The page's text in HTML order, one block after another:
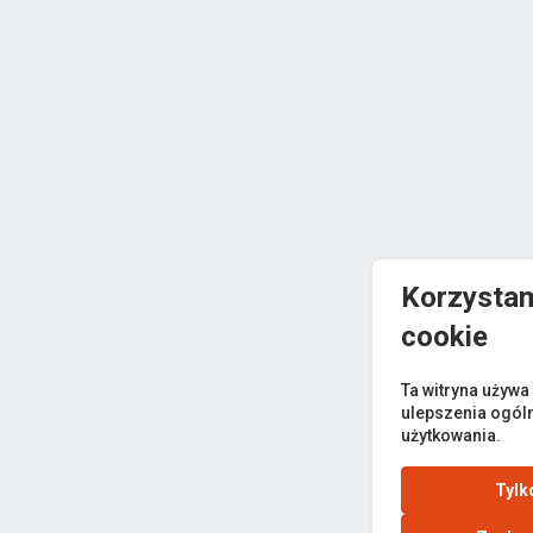
cookie
Ta witryna
ulepszenia
użytkowania.